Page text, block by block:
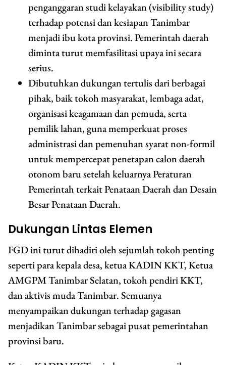
penganggaran studi kelayakan (visibility study)
terhadap potensi dan kesiapan Tanimbar
menjadi ibu kota provinsi. Pemerintah daerah
diminta turut memfasilitasi upaya ini secara
serius.
Dibutuhkan dukungan tertulis dari berbagai
pihak, baik tokoh masyarakat, lembaga adat,
organisasi keagamaan dan pemuda, serta
pemilik lahan, guna memperkuat proses
administrasi dan pemenuhan syarat non-formil
untuk mempercepat penetapan calon daerah
otonom baru setelah keluarnya Peraturan
Pemerintah terkait Penataan Daerah dan Desain
Besar Penataan Daerah.
Dukungan Lintas Elemen
FGD ini turut dihadiri oleh sejumlah tokoh penting
seperti para kepala desa, ketua KADIN KKT, Ketua
AMGPM Tanimbar Selatan, tokoh pendiri KKT,
dan aktivis muda Tanimbar. Semuanya
menyampaikan dukungan terhadap gagasan
menjadikan Tanimbar sebagai pusat pemerintahan
provinsi baru.